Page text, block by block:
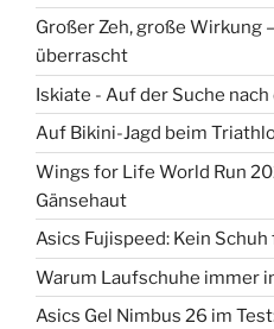
Großer Zeh, große Wirkung
überrascht
Iskiate - Auf der Suche
Auf Bikini-Jagd beim
Wings for Life World Run
Gänsehaut
Asics Fujispeed: Kein
Warum Laufschuhe immer
Asics Gel Nimbus 26 im